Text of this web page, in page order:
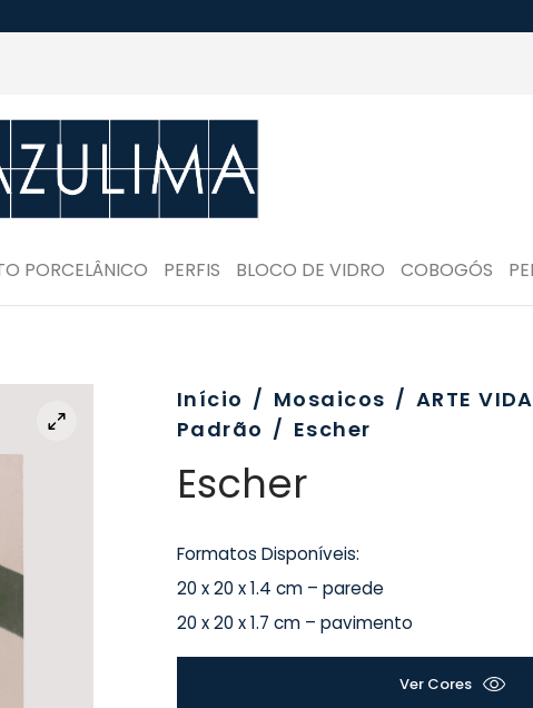
PORCELÂNICO PERFIS BLOCO DE VIDRO COBOGÓS
Início / Mosaicos / ARTE
Padrão / Escher
Escher
Formatos Disponíveis:
20 x 20 x 1.4 cm – parede
20 x 20 x 1.7 cm – pavimento
Ver Cores